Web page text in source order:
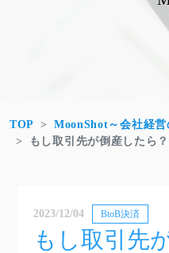
TOP MoonShot～会社経営
もし取引先が倒産したら
2023/12/04 BtoB決済
もし取引先